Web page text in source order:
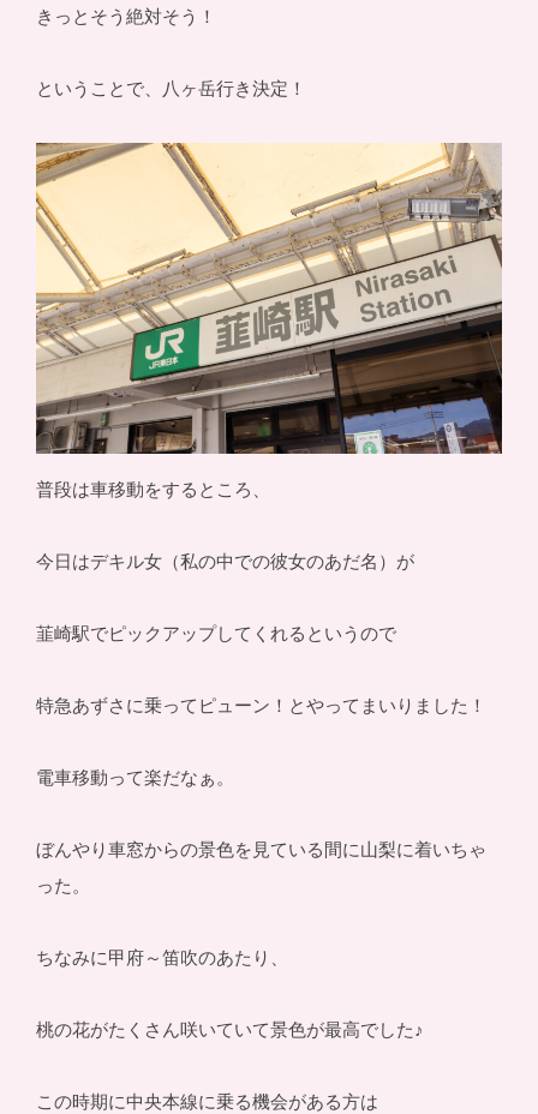
きっとそう絶対そう！
ということで、八ヶ岳行き決定！
普段は車移動をするところ、
今日はデキル女（私の中での彼女のあだ名）が
韮崎駅でピックアップしてくれるというので
特急あずさに乗ってピューン！とやってまいりました！
電車移動って楽だなぁ。
ぼんやり車窓からの景色を見ている間に山梨に着いちゃ
った。
ちなみに甲府～笛吹のあたり、
桃の花がたくさん咲いていて景色が最高でした♪
この時期に中央本線に乗る機会がある方は